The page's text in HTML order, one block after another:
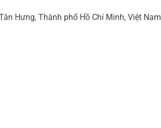
Hưng, Thành phố Hồ Chí Minh, Việt Nam